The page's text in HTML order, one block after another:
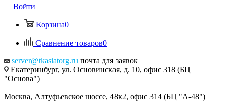
Войти
Корзина0
Сравнение товаров0
server@tkasiatorg.ru почта для заявок
Екатеринбург, ул. Основинская, д. 10, офис 318 (БЦ
"Основа")
Москва, Алтуфьевское шоссе, 48к2, офис 314 (БЦ "А-48")